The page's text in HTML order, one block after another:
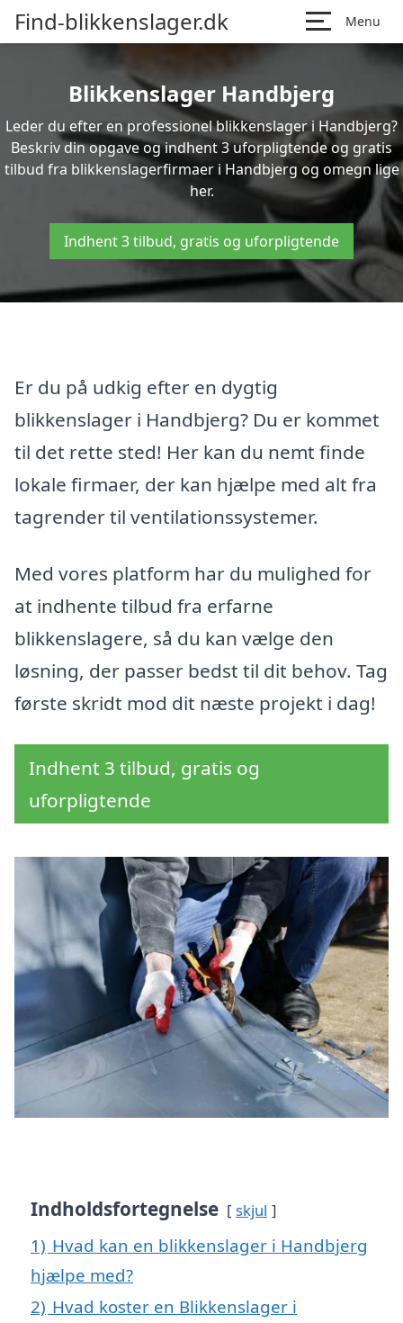
Find-blikkenslager.dk Menu
Blikkenslager Handbjerg
Leder du efter en professionel blikkenslager i Handbjerg?
Beskriv din opgave og indhent 3 uforpligtende og gratis
tilbud fra blikkenslagerfirmaer i Handbjerg og omegn lige
her.
Indhent 3 tilbud, gratis og uforpligtende
Er du på udkig efter en dygtig
blikkenslager i Handbjerg? Du er kommet
til det rette sted! Her kan du nemt finde
lokale firmaer, der kan hjælpe med alt fra
tagrender til ventilationssystemer.
Med vores platform har du mulighed for
at indhente tilbud fra erfarne
blikkenslagere, så du kan vælge den
løsning, der passer bedst til dit behov. Tag
første skridt mod dit næste projekt i dag!
Indhent 3 tilbud, gratis og
uforpligtende
Indholdsfortegnelse skjul
1) Hvad kan en blikkenslager i Handbjerg
hjælpe med?
2) Hvad koster en Blikkenslager i